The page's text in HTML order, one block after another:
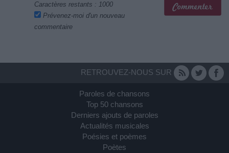
Caractères restants : 1000
Prévenez-moi d'un nouveau
commentaire
RETROUVEZ-NOUS SUR
Paroles de chansons
Top 50 chansons
Derniers ajouts de paroles
Actualités musicales
Poésies et poèmes
Poètes